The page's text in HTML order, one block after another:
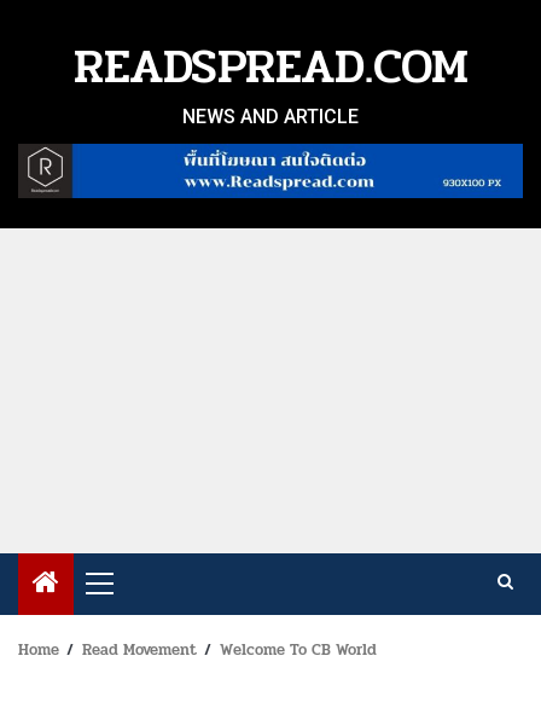
READSPREAD.COM
NEWS AND ARTICLE
Primary
Menu
Home Read Movement Welcome To CB World